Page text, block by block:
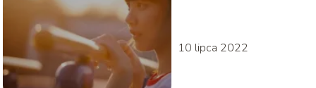
10 lipca 2022